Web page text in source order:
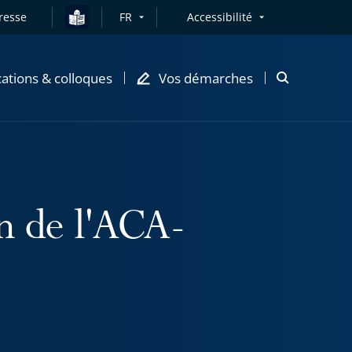
FR Accessibilité
& colloques Vos démarches
Ouvrir
de l'ACA-